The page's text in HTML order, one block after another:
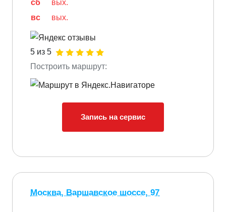
сб
вых.
вс
вых.
5 из 5
Построить маршрут:
Запись на сервис
Москва, Варшавское шоссе, 97